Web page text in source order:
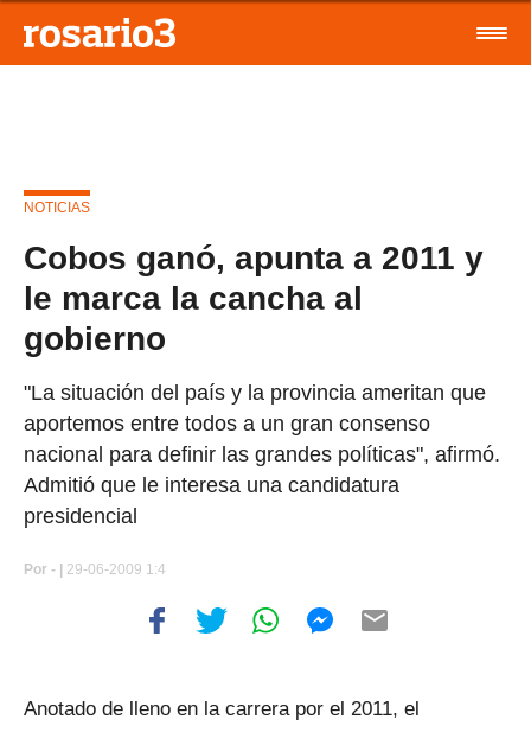
NOTICIAS
Cobos ganó, apunta a 2011 y
le marca la cancha al
gobierno
"La situación del país y la provincia ameritan que
aportemos entre todos a un gran consenso
nacional para definir las grandes políticas", afirmó.
Admitió que le interesa una candidatura
presidencial
Por - | 29-06-2009 1:4
Anotado de lleno en la carrera por el 2011, el